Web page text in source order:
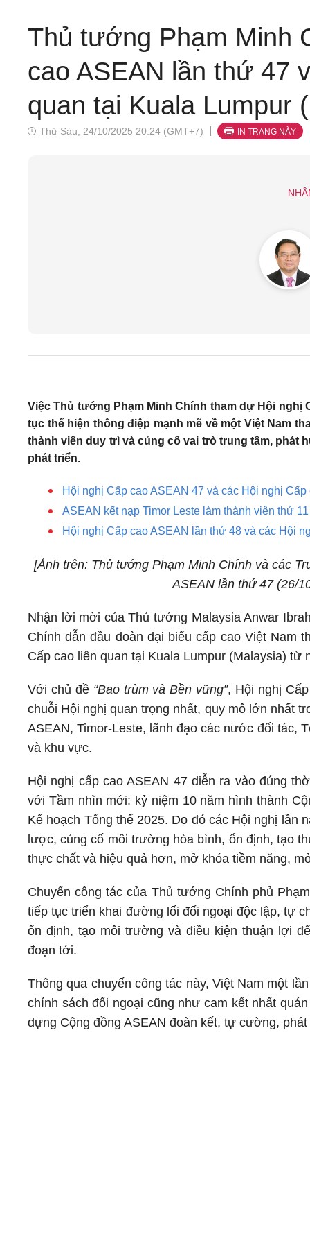
Thủ tướng Phạm Minh
cao ASEAN lần thứ 47
quan tại Kuala Lumpur
Thứ Sáu, 24/10/2025 20:24 (GMT+7) IN TRANG NÀY
Việc Thủ tướng Phạm Minh Chính tham dự Hội nghị
tục thể hiện thông điệp mạnh mẽ về một Việt Nam
thành viên duy trì và củng cố vai trò trung tâm, phát
phát triển.
Hội nghị Cấp cao ASEAN 47 và các Hội nghị
ASEAN kết nạp Timor Leste làm thành viên thứ 11
Hội nghị Cấp cao ASEAN lần thứ 48 và các Hội
[Ảnh trên: Thủ tướng Phạm Minh Chính và các
ASEAN lần thứ 47 (26/
Nhận lời mời của Thủ tướng Malaysia Anwar
Chính dẫn đầu đoàn đại biểu cấp cao Việt Nam
Cấp cao liên quan tại Kuala Lumpur (Malaysia) từ
Với chủ đề“Bao trùm và Bền vững”, Hội nghị
chuỗi Hội nghị quan trọng nhất, quy mô lớn nhất
ASEAN, Timor-Leste, lãnh đạo các nước đối tác,
và khu vực.
Hội nghị cấp cao ASEAN 47 diễn ra vào đúng
với Tầm nhìn mới: kỷ niệm 10 năm hình thành
Kế hoạch Tổng thể 2025. Do đó các Hội nghị lần
lược, củng cố môi trường hòa bình, ổn định, tạo
thực chất và hiệu quả hơn, mở khóa tiềm năng,
Chuyến công tác của Thủ tướng Chính phủ
tiếp tục triển khai đường lối đối ngoại độc lập, tự
ổn định, tạo môi trường và điều kiện thuận lợi
đoạn tới.
Thông qua chuyến công tác này, Việt Nam một
chính sách đối ngoại cũng như cam kết nhất
dựng Cộng đồng ASEAN đoàn kết, tự cường,